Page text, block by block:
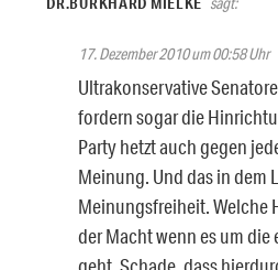
17. Dezember 2010 um 00:58 Uhr
Ultrakonservative
fordern sogar die
Party hetzt auch gegen
Meinung. Und das in dem
Meinungsfreiheit. Welche
der Macht wenn es um die